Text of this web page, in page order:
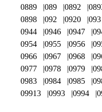
0889
089 0892
0898
092 0920 093
0944
0946 0947
0954
0955 0956
0966
0967 0968
0977
0978 0979
0983
0984 0985
09913
0993 0994